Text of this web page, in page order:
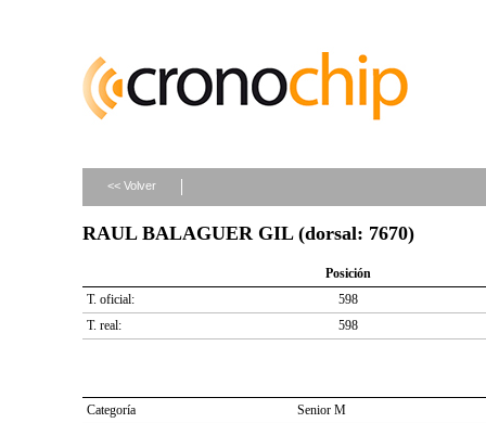
<< Volver
RAUL BALAGUER GIL (dorsal: 7670)
Posición
T. oficial:
598
T. real:
598
Categoría
Senior M